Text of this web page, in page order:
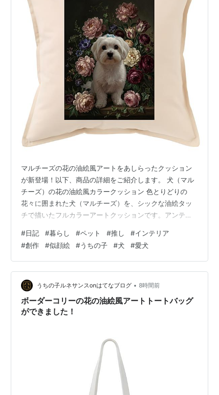
マルチーズの花の油絵風アートをあしらったクッション
が新登場！以下、商品の詳細をご紹介します。 犬（マル
チーズ）の花の油絵風カラークッション 色とりどりの
花々に囲まれた犬（マルチーズ）を、シックな油絵タッ
チで描いたフルカラーアートクッションです。アンティ
存在感を添えます。 ◆ 商品内容・クッション本体（カバ
ー + 中材込み）・額縁なしのフルカラーアートプリント
◆ サイズ・仕様・サイズ：45cm × 45cm・中材込みの
一体型クッション・圧縮袋からお出しいただき、そのま
まお使いいただけます ◆ こんな方におすすめ・犬好きな
方へのプレゼントに・花や…
#日記 #暮らし #ペット #推し #インテリア
#創作 #似顔絵 #うちの子 #犬 #愛犬
うちの子ルネサンスonはてなブログ • 8時間前
ボーダーコリーの花の油絵風アートトートバッグ
ができました！